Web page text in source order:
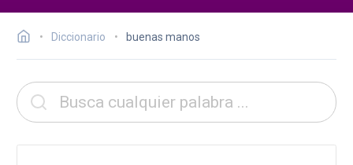
Diccionario buenas manos